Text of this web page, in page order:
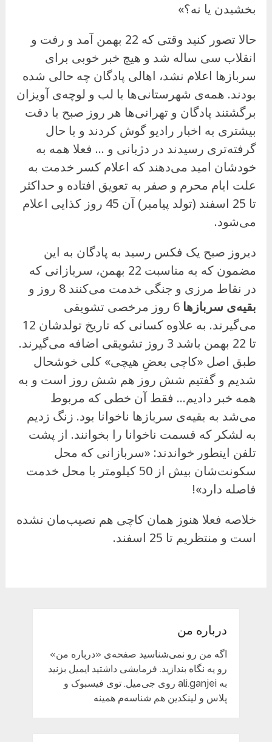
بخشیدن یا نه؟»
حالا تصور کنید وقتی که 22 بهمن آمد و رفت و
انقلاب سی ساله شد و هیچ خبر خوبی برای
سربازها اعلام نشد، اهالی پادگان چه حالی شده
بودند. همه‌ی شهرستانی‌ها با لب و لوچه‌ی آویزان
برگشتند پادگان و تهرانی‌ها هر روز صبح با دقت
بیشتری به اخبار رادیو گوش کردند و با حال
گرفته‌تری رسیدند در دژبانی و … فعلا همه به
خودشان امید می‌دهند که اعلام کسر خدمت به
علت ایام محرم و صفر به تعویق افتاده و حداکثر
تا 25 اسفند (تولد پیامبر) آن 45 روز کذایی اعلام
می‌شود.
دیروز صبح یک فکس رسید به پادگان به این
مضمون که به مناسبت 22 بهمن، سربازانی که
در نقاط مرزی و جنگی خدمت می‌کنند 8 روز و
بقیه‌ی سربازها
6 روز مرخصی تشویقی
می‌گیرند. به علاوه کسانی که تاریخ تولدشان 12
تا 22 بهمن باشد 3 روز تشویقی اضافه می‌گیرند.
طبق اصل «کاچی بعضِ هیچی» کلی خوشحال
شدیم و گفتیم شش روز هم شش روز است و به
همه خبر دادیم… فقط آن خطی که مربوط
می‌شد به بقیه‌ی سربازها ناخوانا بود. زنگ زدیم
به لشکر که قسمت ناخوانا را بخوانند. از پشت
تلفن اینطور خواندند: «سربازانی که محل
سکونت‌شان بیش از 50 کیلومتر با محل خدمت
فاصله دارد»!
خلاصه فعلا هنوز همان کاچی هم نصیب‌مان نشده
است و منتظریم تا 25 اسفند.
درباره من
اگه من رو نمی‌شناسید صفحه‌ی «درباره من»
رو یه نگاه بندازید. فرمایشی داشتید ایمیل بزنید
به ali.ganjei روی جی‌میل. توی فیسبوک و
پلاس و لینکدین هم شناسه‌م همینه